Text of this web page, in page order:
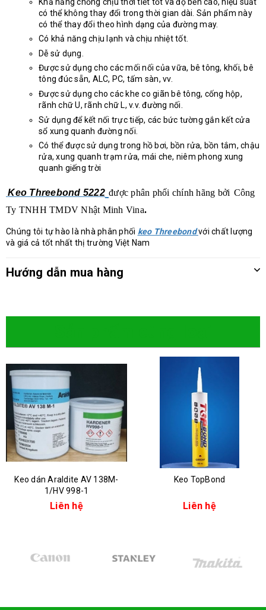
có thể không thay đổi trong thời gian dài. Sản phẩm này
có thể thay đổi theo hình dạng của đường may.
Có khả năng chịu lạnh và chịu nhiệt tốt.
Dễ sử dụng.
Được sử dụng cho các mối nối của vữa, bê tông, khối, bê
tông đúc sẵn, ALC, PC, tấm sàn, vv.
Được sử dụng cho các khe co giãn bê tông, cống hộp,
rãnh chữ U, rãnh chữ L, v.v. đường nối.
Sử dụng để kết nối trực tiếp, các bức tường gắn kết cửa
sổ xung quanh đường nối.
Có thể được sử dụng trong hồ bơi, bồn rửa, bồn tắm, chậu
rửa, xung quanh trạm rửa, mái che, niêm phong xung
quanh giếng trời
Keo Threebond 5222 được phân phối chính hãng bởi Công
Ty TNHH TMDV Nhật Minh Vina.
Chúng tôi tự hào là nhà phân phối keo Threebondvới chất lượng
và giá cả tốt nhất thị trường Việt Nam
Hướng dẫn mua hàng
Keo dán Araldite AV 138M-
1/HV 998-1
Liên hệ
Keo TopBond
Liên hệ